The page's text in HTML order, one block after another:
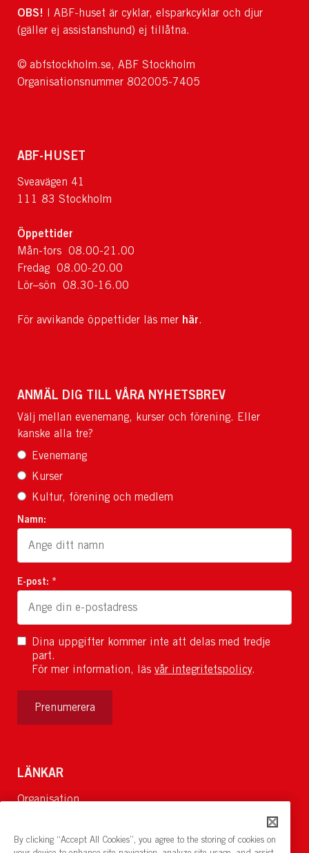
OBS! I ABF-huset är cyklar, elsparkcyklar och djur
(gäller ej assistanshund) ej tillåtna.
© abfstockholm.se, ABF Stockholm
Organisationsnummer 802005-7405
ABF-HUSET
Sveavägen 41
111 83 Stockholm
Öppettider
Mån-tors 08.00-21.00
Fredag 08.00-20.00
Lör–sön 08.30-16.00
För avvikande öppettider läs mer här.
ANMÄL DIG TILL VÅRA NYHETSBREV
Välj mellan evenemang, kurser och förening. Eller
kanske alla tre?
Evenemang
Kurser
Kultur, förening och medlem
Namn:
E-post: *
Dina uppgifter kommer inte att delas med tredje
part.
För mer information, läs vår integritetspolicy.
Prenumerera
LÄNKAR
Organisation
Lediga jobb
By clicking “Accept All Cookies”, you agree to the storing of cookies on